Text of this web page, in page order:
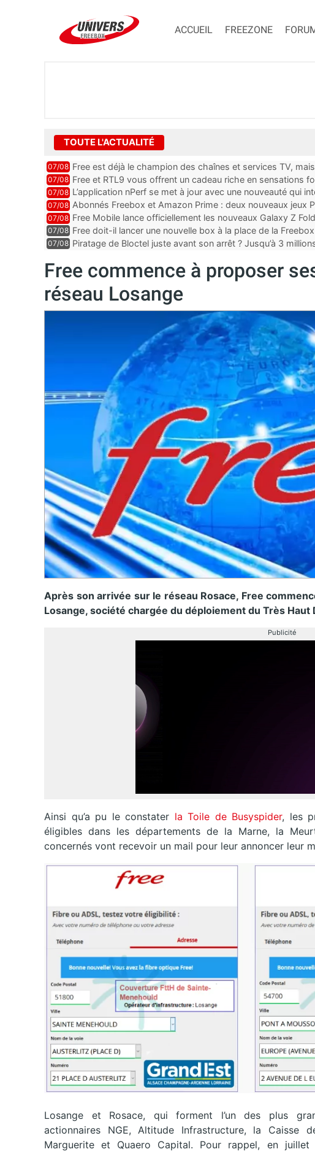
ACCUEIL FREEZONE
TOUTE L'ACTUALITÉ
07/08 Free est déjà le champion des chaînes et services TV,
encore au moin...
07/08 Free et RTL9 vous offrent un cadeau riche en sensations
l’obtenir
07/08 L’application nPerf se met à jour avec une nouveauté qui
Mobile, Orange, SFR ...
07/08 Abonnés Freebox et Amazon Prime : deux nouveaux jeux
07/08 Free Mobile lance officiellement les nouveaux Galaxy Z
des promos et des cadeaux
07/08 Free doit-il lancer une nouvelle box à la place de la
07/08 Piratage de Bloctel juste avant son arrêt ? Jusqu’à 3
Free commence à proposer
réseau Losange
Après son arrivée sur le réseau Rosace, Free
Losange, société chargée du déploiement du Très
Publicité
Ainsi qu’a pu le constater la Toile de Busyspider, les
éligibles dans les départements de la Marne, la
concernés vont recevoir un mail pour leur annoncer leur
Losange et Rosace, qui forment l’un des plus
actionnaires NGE, Altitude Infrastructure, la
Marguerite et Quaero Capital. Pour rappel, en juillet